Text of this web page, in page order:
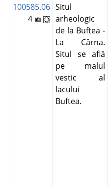
100585.06
4
Situl
arheologic
de la Buftea -
La Cârna.
Situl se află
pe malul
vestic al
lacului
Buftea.